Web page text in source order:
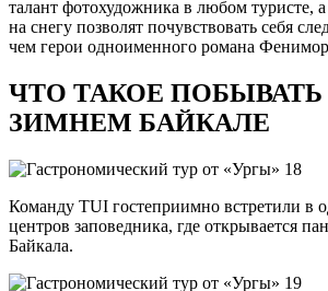
талант фотохудожника в любом туристе,
на снегу позволят почувствовать себя
чем герои одноименного романа
ЧТО ТАКОЕ ПОБЫВАТЬ
ЗИМНЕМ БАЙКАЛЕ
Команду TUI гостеприимно встретили в
центров заповедника, где открывается
Байкала.